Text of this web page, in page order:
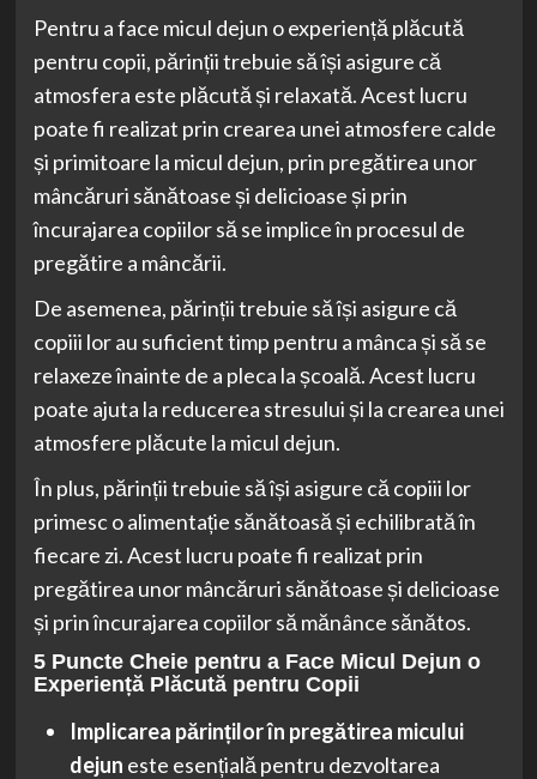
Pentru a face micul dejun o experiență plăcută
pentru copii, părinții trebuie să își asigure că
atmosfera este plăcută și relaxată. Acest lucru
poate fi realizat prin crearea unei atmosfere calde
și primitoare la micul dejun, prin pregătirea unor
mâncăruri sănătoase și delicioase și prin
încurajarea copiilor să se implice în procesul de
pregătire a mâncării.
De asemenea, părinții trebuie să își asigure că
copiii lor au suficient timp pentru a mânca și să se
relaxeze înainte de a pleca la școală. Acest lucru
poate ajuta la reducerea stresului și la crearea unei
atmosfere plăcute la micul dejun.
În plus, părinții trebuie să își asigure că copiii lor
primesc o alimentație sănătoasă și echilibrată în
fiecare zi. Acest lucru poate fi realizat prin
pregătirea unor mâncăruri sănătoase și delicioase
și prin încurajarea copiilor să mănânce sănătos.
5 Puncte Cheie pentru a Face Micul Dejun o
Experiență Plăcută pentru Copii
Implicarea părinților în pregătirea micului
dejun este esențială pentru dezvoltarea